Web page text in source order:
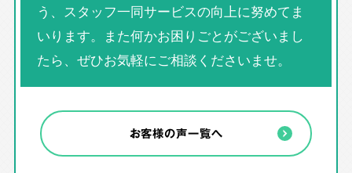
う、スタッフ一同サービスの向上に努めてま
いります。また何かお困りごとがございまし
たら、ぜひお気軽にご相談くださいませ。
お客様の声一覧へ